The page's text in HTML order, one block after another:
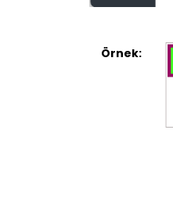
Örnek: